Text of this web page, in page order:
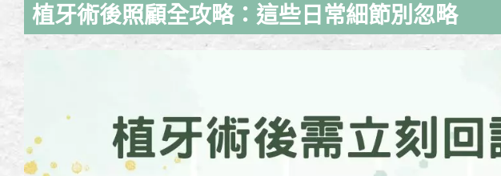
植牙術後照顧全攻略：這些日常細節別忽略